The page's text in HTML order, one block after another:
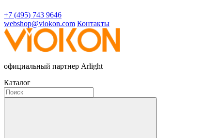
+7 (495) 743 9646
webshop@viokon.com Контакты
официальный партнер Arlight
Каталог